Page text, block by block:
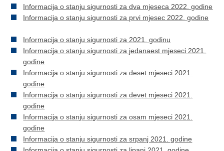
Informacija o stanju sigurnosti za dva mjeseca 2022. godine
Informacija o stanju sigurnosti za prvi mjesec 2022. godine
Informacija o stanju sigurnosti za 2021. godinu
Informacija o stanju sigurnosti za jedanaest mjeseci 2021.
godine
Informacija o stanju sigurnosti za deset mjeseci 2021.
godine
Informacija o stanju sigurnosti za devet mjeseci 2021.
godine
Informacija o stanju sigurnosti za osam mjeseci 2021.
godine
Informacija o stanju sigurnosti za srpanj 2021. godine